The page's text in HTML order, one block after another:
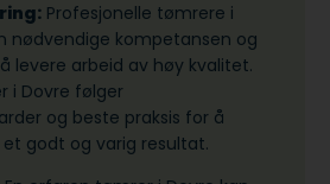
Profesjonelle tømrere i
nødvendige kompetansen og
levere arbeid av høy kvalitet.
i Dovre følger
og beste praksis for å
godt og varig resultat.